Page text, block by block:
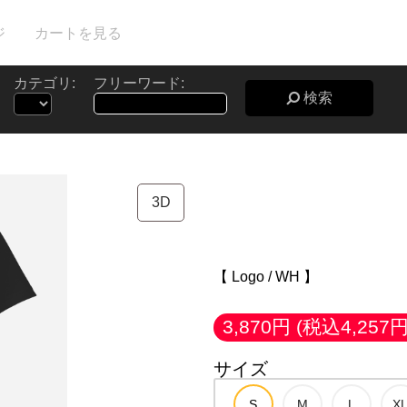
カートを見る
カテゴリ:
フリーワード:
検索
3D
【 Logo / WH 】
3,870円 (税込4,257
サイズ